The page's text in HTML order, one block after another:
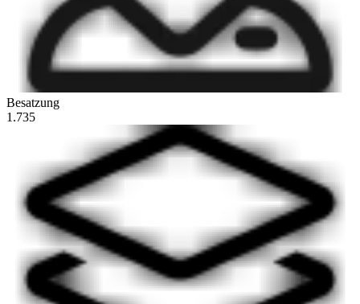
Besatzung
1.735